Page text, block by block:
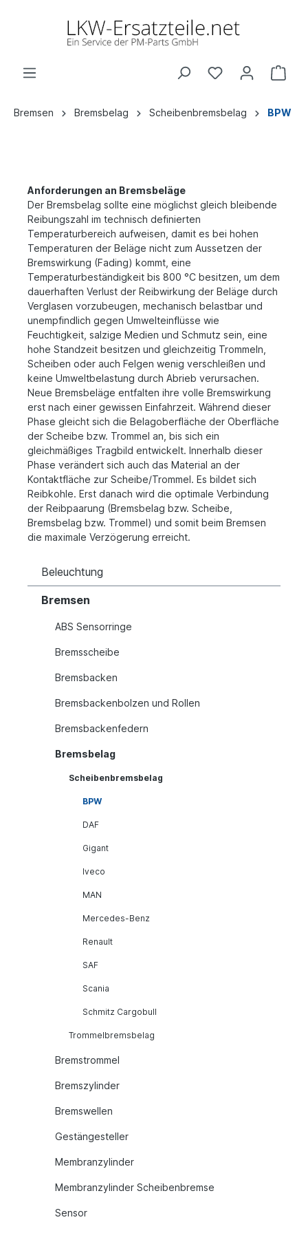
Bremsen Bremsbelag Scheibenbremsbelag BPW
Anforderungen an Bremsbeläge
Der Bremsbelag sollte eine möglichst gleich bleibende
Reibungszahl im technisch definierten
Temperaturbereich aufweisen, damit es bei hohen
Temperaturen der Beläge nicht zum Aussetzen der
Bremswirkung (Fading) kommt, eine
Temperaturbeständigkeit bis 800 °C besitzen, um dem
dauerhaften Verlust der Reibwirkung der Beläge durch
Verglasen vorzubeugen, mechanisch belastbar und
unempfindlich gegen Umwelteinflüsse wie
Feuchtigkeit, salzige Medien und Schmutz sein, eine
hohe Standzeit besitzen und gleichzeitig Trommeln,
Scheiben oder auch Felgen wenig verschleißen und
keine Umweltbelastung durch Abrieb verursachen.
Neue Bremsbeläge entfalten ihre volle Bremswirkung
erst nach einer gewissen Einfahrzeit. Während dieser
Phase gleicht sich die Belagoberfläche der Oberfläche
der Scheibe bzw. Trommel an, bis sich ein
gleichmäßiges Tragbild entwickelt. Innerhalb dieser
Phase verändert sich auch das Material an der
Kontaktfläche zur Scheibe/Trommel. Es bildet sich
Reibkohle. Erst danach wird die optimale Verbindung
der Reibpaarung (Bremsbelag bzw. Scheibe,
Bremsbelag bzw. Trommel) und somit beim Bremsen
die maximale Verzögerung erreicht.
Beleuchtung
Bremsen
ABS Sensorringe
Bremsscheibe
Bremsbacken
Bremsbackenbolzen und Rollen
Bremsbackenfedern
Bremsbelag
Scheibenbremsbelag
BPW
DAF
Gigant
Iveco
MAN
Mercedes-Benz
Renault
SAF
Scania
Schmitz Cargobull
Trommelbremsbelag
Bremstrommel
Bremszylinder
Bremswellen
Gestängesteller
Membranzylinder
Membranzylinder Scheibenbremse
Sensor